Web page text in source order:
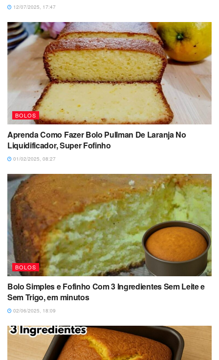
12/07/2025, 17:47
BOLOS
Aprenda Como Fazer Bolo Pullman De Laranja No
Liquidificador, Super Fofinho
01/02/2025, 08:27
BOLOS
Bolo Simples e Fofinho Com 3 Ingredientes Sem Leite e
Sem Trigo, em minutos
02/06/2025, 18:09